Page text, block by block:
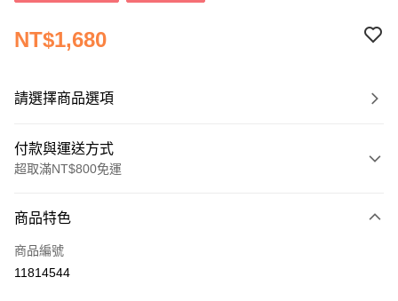
NT$1,680
請選擇商品選項
付款與運送方式
超取滿NT$800免運
信用卡一次付款
信用卡分期付款
商品特色
商品編號
11814544